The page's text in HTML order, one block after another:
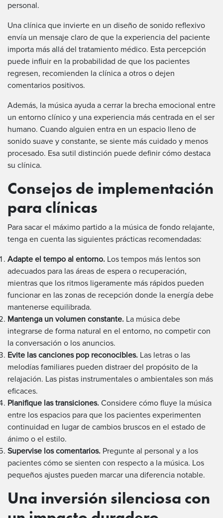
personal.
Una clínica que invierte en un diseño de sonido reflexivo
envía un mensaje claro de que la experiencia del paciente
importa más allá del tratamiento médico. Esta percepción
puede influir en la probabilidad de que los pacientes
regresen, recomienden la clínica a otros o dejen
comentarios positivos.
Además, la música ayuda a cerrar la brecha emocional entre
un entorno clínico y una experiencia más centrada en el ser
humano. Cuando alguien entra en un espacio lleno de
sonido suave y constante, se siente más cuidado y menos
procesado. Esa sutil distinción puede definir cómo destaca
su clínica.
Consejos de implementación
para clínicas
Para sacar el máximo partido a la música de fondo relajante,
tenga en cuenta las siguientes prácticas recomendadas:
Adapte el tempo al entorno. Los tempos más lentos son
adecuados para las áreas de espera o recuperación,
mientras que los ritmos ligeramente más rápidos pueden
funcionar en las zonas de recepción donde la energía debe
mantenerse equilibrada.
Mantenga un volumen constante. La música debe
integrarse de forma natural en el entorno, no competir con
la conversación o los anuncios.
Evite las canciones pop reconocibles. Las letras o las
melodías familiares pueden distraer del propósito de la
relajación. Las pistas instrumentales o ambientales son más
eficaces.
Planifique las transiciones. Considere cómo fluye la música
entre los espacios para que los pacientes experimenten
continuidad en lugar de cambios bruscos en el estado de
ánimo o el estilo.
Supervise los comentarios. Pregunte al personal y a los
pacientes cómo se sienten con respecto a la música. Los
pequeños ajustes pueden marcar una diferencia notable.
Una inversión silenciosa con